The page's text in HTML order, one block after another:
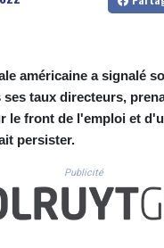
CUC 1.152127
DJF 205.552484
DKK 7.475686
DOP 67.260629
DZD 153.094981
ERN 17.281906
ETB 186.307243
FJD 2.552999
américaine a signalé
ses taux directeurs,
le front de l'emploi et
persister.
Publicité